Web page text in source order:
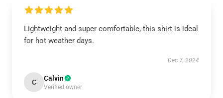
Lightweight and super comfortable, this shirt is ideal
for hot weather days.
Dec 7, 2024
C Calvin
Verified owner